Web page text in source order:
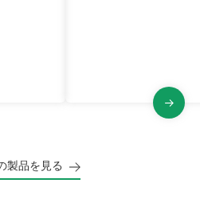
製品を見る